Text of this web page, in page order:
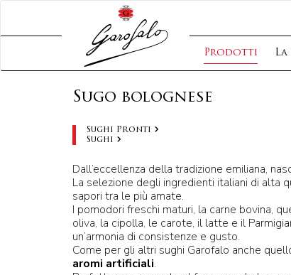
Prodotti
Sugo bolognese
Sughi Pronti
Sughi
Dall’eccellenza della tradizione emiliana,
La selezione degli ingredienti italiani di alta
sapori tra le più amate.
I pomodori freschi maturi, la carne bovina,
oliva, la cipolla, le carote, il latte e il
un’armonia di consistenze e gusto.
Come per gli altri sughi Garofalo anche
aromi artificiali.